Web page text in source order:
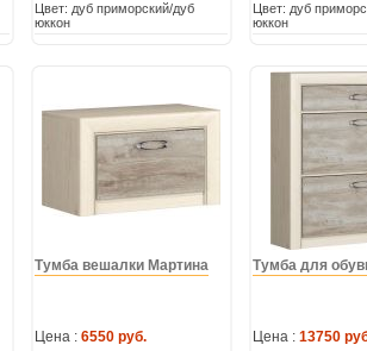
Цвет: дуб приморский/дуб
юккон
Цвет: дуб
юккон
Тумба вешалки Мартина
Цена : 6550 руб.
Тумба для
Цена : 13750